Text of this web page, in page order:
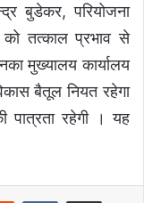
बुडेकर, परियोजना
को तत्काल प्रभाव से
मुख्यालय कार्यालय
बैतूल नियत रहेगा
पात्रता रहेगी । यह